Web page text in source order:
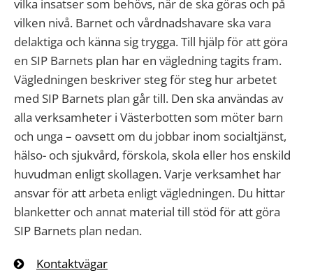
vilka insatser som behövs, när de ska göras och på
vilken nivå. Barnet och vårdnadshavare ska vara
delaktiga och känna sig trygga. Till hjälp för att göra
en SIP Barnets plan har en vägledning tagits fram.
Vägledningen beskriver steg för steg hur arbetet
med SIP Barnets plan går till. Den ska användas av
alla verksamheter i Västerbotten som möter barn
och unga – oavsett om du jobbar inom socialtjänst,
hälso- och sjukvård, förskola, skola eller hos enskild
huvudman enligt skollagen. Varje verksamhet har
ansvar för att arbeta enligt vägledningen. Du hittar
blanketter och annat material till stöd för att göra
SIP Barnets plan nedan.
Kontaktvägar